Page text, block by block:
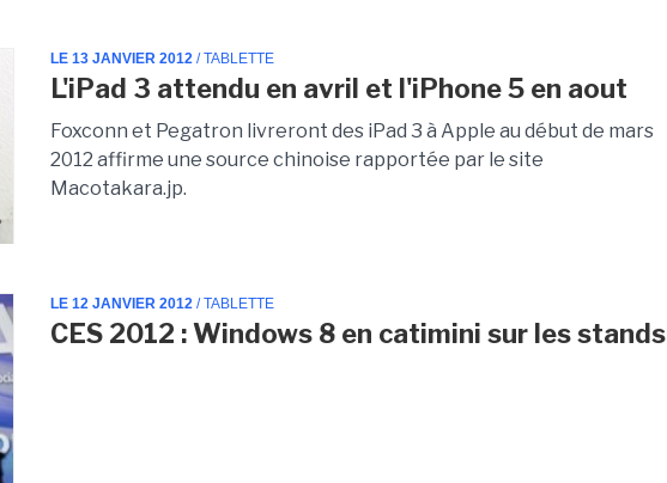
LE 13 JANVIER 2012 / TABLETTE
L'iPad 3 attendu en avril et l'iPhone 5 en aout
Foxconn et Pegatron livreront des iPad 3 à Apple au début de mars
2012 affirme une source chinoise rapportée par le site
Macotakara.jp.
LE 12 JANVIER 2012 / TABLETTE
CES 2012 : Windows 8 en catimini sur les stands